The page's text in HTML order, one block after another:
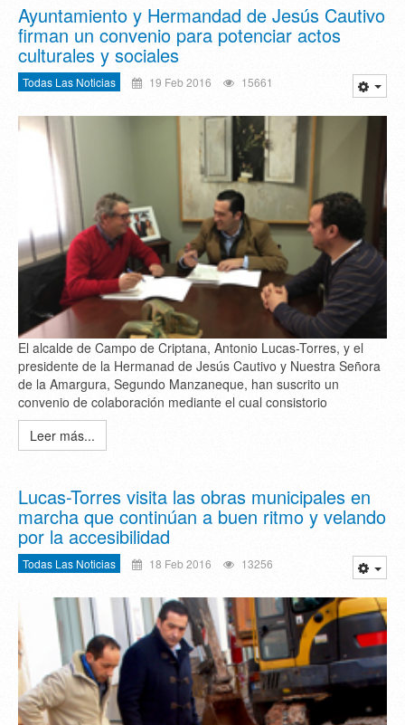
Ayuntamiento y Hermandad de Jesús Cautivo
firman un convenio para potenciar actos
culturales y sociales
Todas Las Noticias 19 Feb 2016 15661
El alcalde de Campo de Criptana, Antonio Lucas-Torres, y el
presidente de la Hermanad de Jesús Cautivo y Nuestra Señora
de la Amargura, Segundo Manzaneque, han suscrito un
convenio de colaboración mediante el cual consistorio
Leer más...
Lucas-Torres visita las obras municipales en
marcha que continúan a buen ritmo y velando
por la accesibilidad
Todas Las Noticias 18 Feb 2016 13256